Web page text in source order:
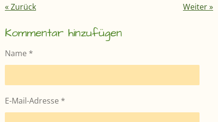
«Zurück Weiter»
Kommentar hinzufügen
Name *
E-Mail-Adresse *